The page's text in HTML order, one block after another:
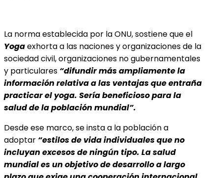
La norma establecida por la ONU, sostiene que el
Yogaexhorta a las naciones y organizacionesde la
sociedad civil, organizaciones no gubernamentales
y particulares “difundir más ampliamente la
información relativa a las ventajas que entraña
practicar el yoga. Sería beneficioso para la
salud de la población mundial”.
Desde ese marco, se insta a la población a
adoptar “estilos de vida individuales que no
incluyan excesos de ningún tipo. La salud
mundial es un objetivo de desarrollo a largo